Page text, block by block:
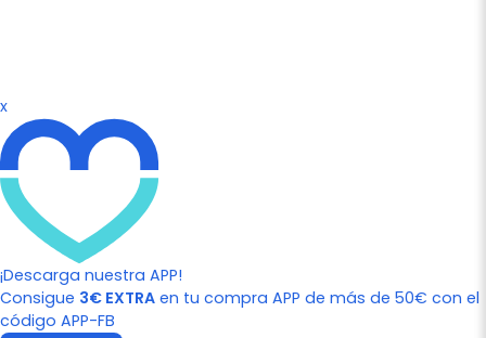
x
¡Descarga nuestra APP!
Consigue 3€ EXTRA en tu compra APP de más de 50€ con el
código APP-FB